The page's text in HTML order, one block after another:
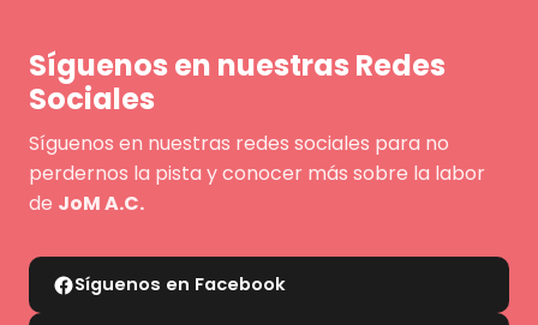
Síguenos en nuestras Redes
Sociales
Síguenos en nuestras redes sociales para no
perdernos la pista y conocer más sobre la labor
de JoM A.C.
Síguenos en Facebook